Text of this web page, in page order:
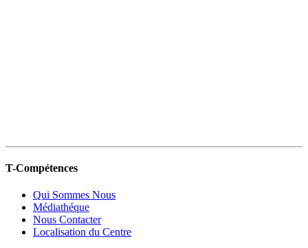
T-Compétences
Qui Sommes Nous
Médiathéque
Nous Contacter
Localisation du Centre